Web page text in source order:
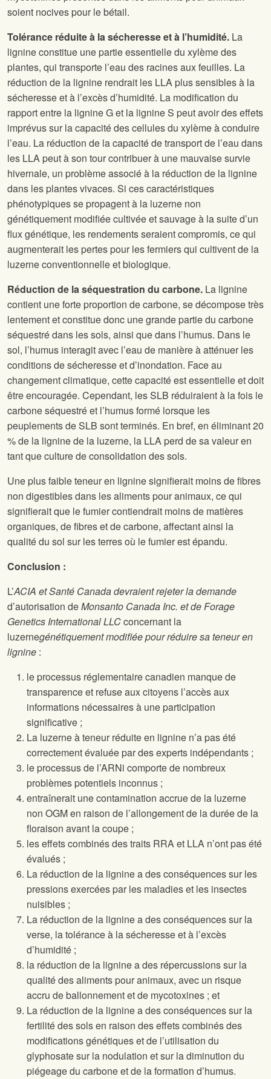
soient nocives pour le bétail.
Tolérance réduite à la sécheresse et à l’humidité. La
lignine constitue une partie essentielle du xylème des
plantes, qui transporte l’eau des racines aux feuilles. La
réduction de la lignine rendrait les LLA plus sensibles à la
sécheresse et à l’excès d’humidité. La modification du
rapport entre la lignine G et la lignine S peut avoir des effets
imprévus sur la capacité des cellules du xylème à conduire
l’eau. La réduction de la capacité de transport de l’eau dans
les LLA peut à son tour contribuer à une mauvaise survie
hivernale, un problème associé à la réduction de la lignine
dans les plantes vivaces. Si ces caractéristiques
phénotypiques se propagent à la luzerne non
génétiquement modifiée cultivée et sauvage à la suite d’un
flux génétique, les rendements seraient compromis, ce qui
augmenterait les pertes pour les fermiers qui cultivent de la
luzerne conventionnelle et biologique.
Réduction de la séquestration du carbone. La lignine
contient une forte proportion de carbone, se décompose très
lentement et constitue donc une grande partie du carbone
séquestré dans les sols, ainsi que dans l’humus. Dans le
sol, l’humus interagit avec l’eau de manière à atténuer les
conditions de sécheresse et d’inondation. Face au
changement climatique, cette capacité est essentielle et doit
être encouragée. Cependant, les SLB réduiraient à la fois le
carbone séquestré et l’humus formé lorsque les
peuplements de SLB sont terminés. En bref, en éliminant 20
% de la lignine de la luzerne, la LLA perd de sa valeur en
tant que culture de consolidation des sols.
Une plus faible teneur en lignine signifierait moins de fibres
non digestibles dans les aliments pour animaux, ce qui
signifierait que le fumier contiendrait moins de matières
organiques, de fibres et de carbone, affectant ainsi la
qualité du sol sur les terres où le fumier est épandu.
Conclusion :
L’ACIA et Santé Canada devraient rejeter la demande
d’autorisation deMonsanto Canada Inc. et de Forage
Genetics International LLCconcernant la
luzernegénétiquement modifiée pour réduire sa teneur en
lignine :
le processus réglementaire canadien manque de
transparence et refuse aux citoyens l’accès aux
informations nécessaires à une participation
significative ;
La luzerne à teneur réduite en lignine n’a pas été
correctement évaluée par des experts indépendants ;
le processus de l’ARNi comporte de nombreux
problèmes potentiels inconnus ;
entraînerait une contamination accrue de la luzerne
non OGM en raison de l’allongement de la durée de la
floraison avant la coupe ;
les effets combinés des traits RRA et LLA n’ont pas été
évalués ;
La réduction de la lignine a des conséquences sur les
pressions exercées par les maladies et les insectes
nuisibles ;
La réduction de la lignine a des conséquences sur la
verse, la tolérance à la sécheresse et à l’excès
d’humidité ;
la réduction de la lignine a des répercussions sur la
qualité des aliments pour animaux, avec un risque
accru de ballonnement et de mycotoxines ; et
La réduction de la lignine a des conséquences sur la
fertilité des sols en raison des effets combinés des
modifications génétiques et de l’utilisation du
glyphosate sur la nodulation et sur la diminution du
piégeage du carbone et de la formation d’humus.